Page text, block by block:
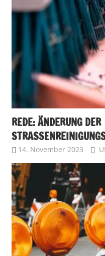
REDE: ÄNDERUNG DER
14. November 2023